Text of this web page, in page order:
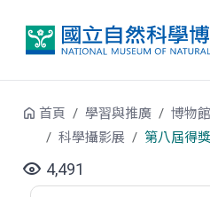
首頁 學習與推廣 博物
科學攝影展
第八屆得
4,491